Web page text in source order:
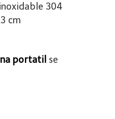
304
cm
portatil se